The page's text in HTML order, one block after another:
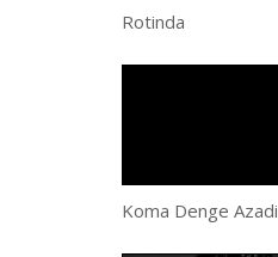
Rotinda
Koma Denge Azadi